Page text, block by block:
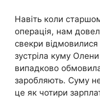
Навіть коли
операція, нам
свекри
зустріла куму
випадково
заробляють. Суму
це як чотири